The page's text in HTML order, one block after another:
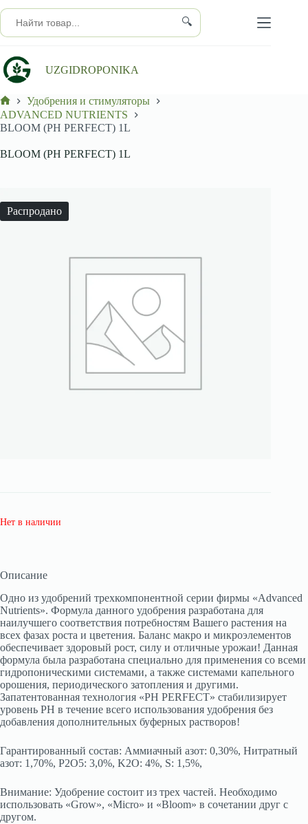
к
сути
🔍
UZGIDROPONIKA
Главная
Удобрения и стимуляторы
ADVANCED NUTRIENTS
BLOOM (PH PERFECT) 1L
BLOOM (PH PERFECT) 1L
Распродано
Нет в наличии
Описание
Одно из удобрений трехкомпонентной серии фирмы «Advanced
Nutrients». Формула данного удобрения разработана для
наилучшего соответствия потребностям Вашего растения на
всех фазах роста и цветения. Баланс макро и микроэлементов
обеспечивает здоровый рост, силу и отличные урожаи! Данная
формула была разработана специально для применения со всеми
гидропоническими системами, а также системами капельного
орошения, периодического затопления и другими.
Запатентованная технология «РН PERFECT» стабилизирует
уровень РН в течение всего использования удобрения без
добавления дополнительных буферных растворов!
Гарантированный состав: Аммиачный азот: 0,30%, Нитратный
азот: 1,70%, P2O5: 3,0%, K2O: 4%, S: 1,5%,
Внимание: Удобрение состоит из трех частей. Необходимо
использовать «Grow», «Micro» и «Bloom» в сочетании друг с
другом.